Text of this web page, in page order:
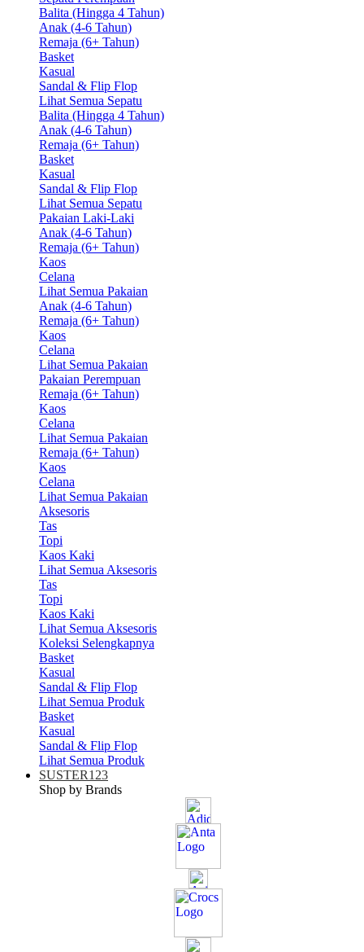
Balita (Hingga 4 Tahun)
Anak (4-6 Tahun)
Remaja (6+ Tahun)
Basket
Kasual
Sandal & Flip Flop
Lihat Semua Sepatu
Balita (Hingga 4 Tahun)
Anak (4-6 Tahun)
Remaja (6+ Tahun)
Basket
Kasual
Sandal & Flip Flop
Lihat Semua Sepatu
Pakaian Laki-Laki
Anak (4-6 Tahun)
Remaja (6+ Tahun)
Kaos
Celana
Lihat Semua Pakaian
Anak (4-6 Tahun)
Remaja (6+ Tahun)
Kaos
Celana
Lihat Semua Pakaian
Pakaian Perempuan
Remaja (6+ Tahun)
Kaos
Celana
Lihat Semua Pakaian
Remaja (6+ Tahun)
Kaos
Celana
Lihat Semua Pakaian
Aksesoris
Tas
Topi
Kaos Kaki
Lihat Semua Aksesoris
Tas
Topi
Kaos Kaki
Lihat Semua Aksesoris
Koleksi Selengkapnya
Basket
Kasual
Sandal & Flip Flop
Lihat Semua Produk
Basket
Kasual
Sandal & Flip Flop
Lihat Semua Produk
SUSTER123
Shop by Brands